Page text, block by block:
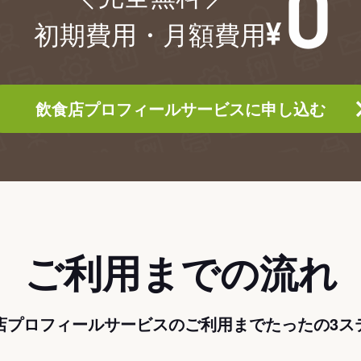
初期費用・月額費用
飲食店プロフィールサービスに申し込む
ご利用までの流れ
プロフィールサービスのご利用までたったの3ス